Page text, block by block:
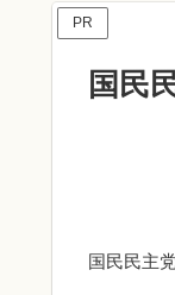
PR
国民
国民民主